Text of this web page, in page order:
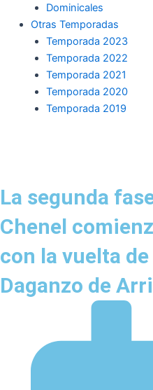
Dominicales
Otras Temporadas
Temporada 2023
Temporada 2022
Temporada 2021
Temporada 2020
Temporada 2019
La segunda
Chenel
con la vuelta
Daganzo de